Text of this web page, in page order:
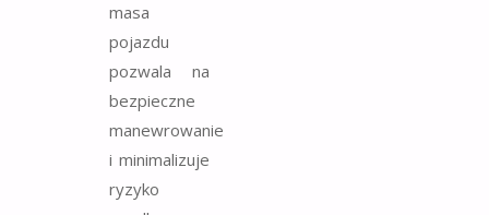
masa
pojazdu
pozwala na
bezpieczne
manewrowanie
i minimalizuje
ryzyko